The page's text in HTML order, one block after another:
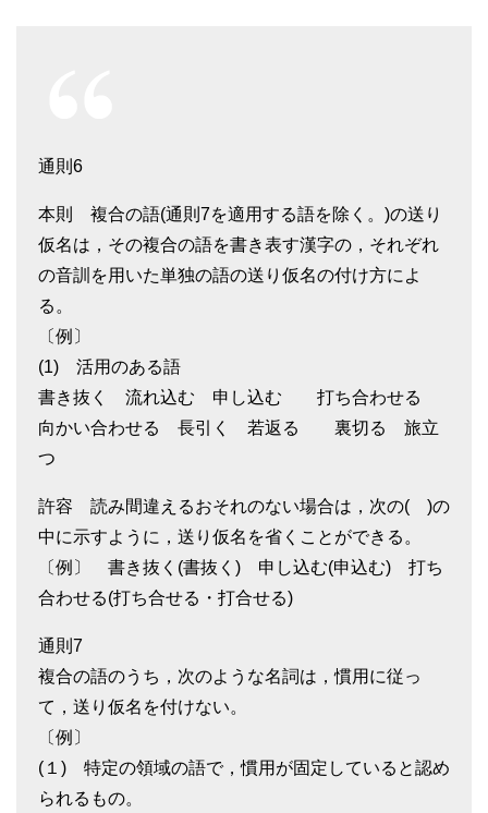
通則6
本則 複合の語(通則7を適用する語を除く。)の送り
仮名は，その複合の語を書き表す漢字の，それぞれ
の音訓を用いた単独の語の送り仮名の付け方によ
る。
〔例〕
(1) 活用のある語
書き抜く 流れ込む 申し込む 打ち合わせる
向かい合わせる 長引く 若返る 裏切る 旅立
つ
許容 読み間違えるおそれのない場合は，次の( )の
中に示すように，送り仮名を省くことができる。
〔例〕 書き抜く(書抜く) 申し込む(申込む) 打ち
合わせる(打ち合せる・打合せる)
通則7
複合の語のうち，次のような名詞は，慣用に従っ
て，送り仮名を付けない。
〔例〕
(１) 特定の領域の語で，慣用が固定していると認め
られるもの。